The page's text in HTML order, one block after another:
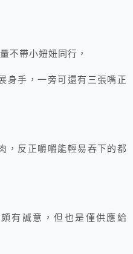
不帶小妞妞同行，
身手，一旁可還有三張嘴正
，反正嚼嚼能輕易吞下的都
有誠意，但也是僅供應給